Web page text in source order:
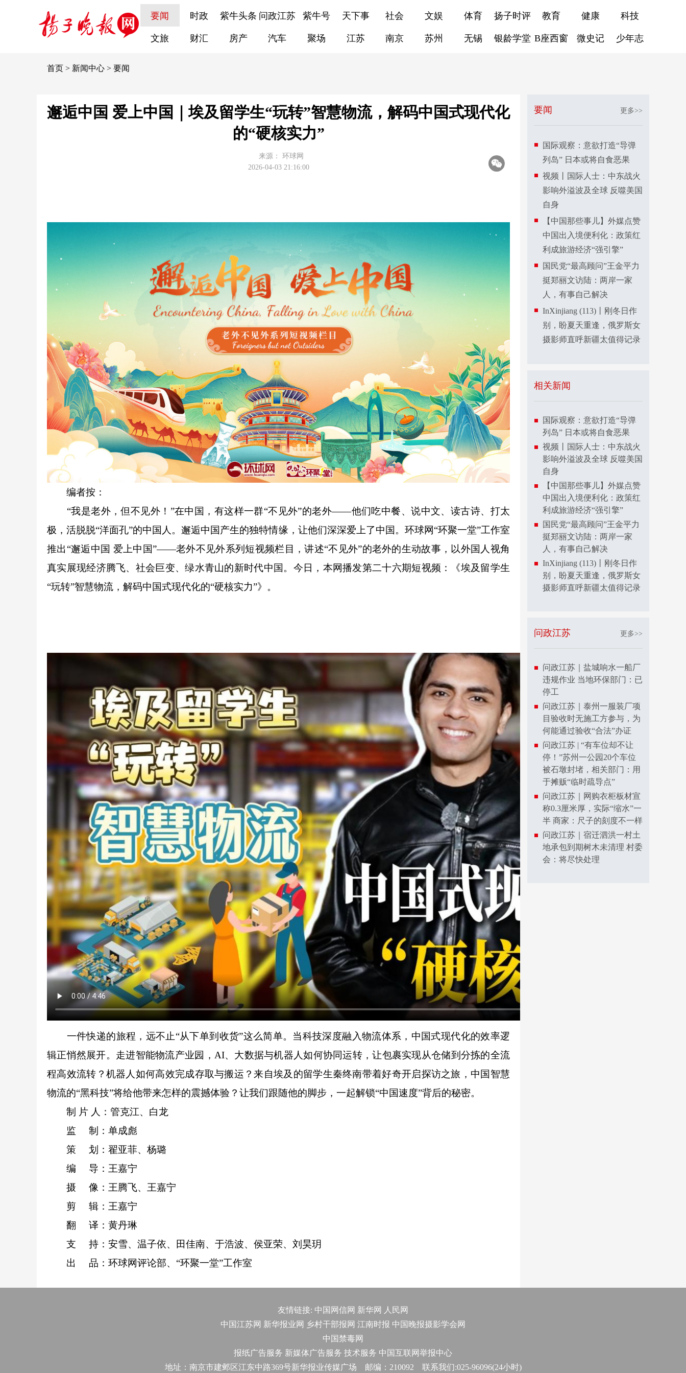
要闻 时政 紫牛头条 问政江苏 紫牛号 天下事 社会 文娱 体育 扬子时评 教育 健康 科技
文旅 财汇 房产 汽车 聚场 江苏 南京 苏州 无锡 银龄学堂 B座西窗 微史记 少年志
首页 > 新闻中心 > 要闻
邂逅中国 爱上中国｜埃及留学生“玩转”智慧物流，解码中国式现代化
的“硬核实力”
来源：
环球网
2026-04-03 21:16:00
编者按：
“我是老外，但不见外！”在中国，有这样一群“不见外”的老外——他们吃中餐、说中文、读古诗、打太
极，活脱脱“洋面孔”的中国人。邂逅中国产生的独特情缘，让他们深深爱上了中国。环球网“环聚一堂”工作室
推出“邂逅中国 爱上中国”——老外不见外系列短视频栏目，讲述“不见外”的老外的生动故事，以外国人视角
真实展现经济腾飞、社会巨变、绿水青山的新时代中国。今日，本网播发第二十六期短视频：《埃及留学生
“玩转”智慧物流，解码中国式现代化的“硬核实力”》。
一件快递的旅程，远不止“从下单到收货”这么简单。当科技深度融入物流体系，中国式现代化的效率逻
辑正悄然展开。走进智能物流产业园，AI、大数据与机器人如何协同运转，让包裹实现从仓储到分拣的全流
程高效流转？机器人如何高效完成存取与搬运？来自埃及的留学生秦终南带着好奇开启探访之旅，中国智慧
物流的“黑科技”将给他带来怎样的震撼体验？让我们跟随他的脚步，一起解锁“中国速度”背后的秘密。
制 片 人：管克江、白龙
监 制：单成彪
策 划：翟亚菲、杨璐
编 导：王嘉宁
摄 像：王腾飞、王嘉宁
剪 辑：王嘉宁
翻 译：黄丹琳
支 持：安雪、温子依、田佳南、于浩波、侯亚荣、刘昊玥
出 品：环球网评论部、“环聚一堂”工作室
要闻 更多>>
国际观察：意欲打造“导弹
列岛” 日本或将自食恶果
视频丨国际人士：中东战火
影响外溢波及全球 反噬美国
自身
【中国那些事儿】外媒点赞
中国出入境便利化：政策红
利成旅游经济“强引擎”
国民党“最高顾问”王金平力
挺郑丽文访陆：两岸一家
人，有事自己解决
InXinjiang (113)丨刚冬日作
别，盼夏天重逢，俄罗斯女
摄影师直呼新疆太值得记录
相关新闻
国际观察：意欲打造“导弹
列岛” 日本或将自食恶果
视频丨国际人士：中东战火
影响外溢波及全球 反噬美国
自身
【中国那些事儿】外媒点赞
中国出入境便利化：政策红
利成旅游经济“强引擎”
国民党“最高顾问”王金平力
挺郑丽文访陆：两岸一家
人，有事自己解决
InXinjiang (113)丨刚冬日作
别，盼夏天重逢，俄罗斯女
摄影师直呼新疆太值得记录
问政江苏 更多>>
问政江苏｜盐城响水一船厂
违规作业 当地环保部门：已
停工
问政江苏｜泰州一服装厂项
目验收时无施工方参与，为
何能通过验收“合法”办证
问政江苏 | “有车位却不让
停！”苏州一公园20个车位
被石墩封堵，相关部门：用
于摊贩“临时疏导点”
问政江苏｜网购衣柜板材宣
称0.3厘米厚，实际“缩水”一
半 商家：尺子的刻度不一样
问政江苏｜宿迁泗洪一村土
地承包到期树木未清理 村委
会：将尽快处理
友情链接: 中国网信网 新华网
人民网
中国江苏网 新华报业网 乡村干部报网 江南时报 中国晚报摄影学会网
中国禁毒网
报纸广告服务 新媒体广告服务 技术服务 中国互联网举报中心
地址：南京市建邺区江东中路369号新华报业传媒广场 邮编：210092 联系我们:025-96096(24小时)